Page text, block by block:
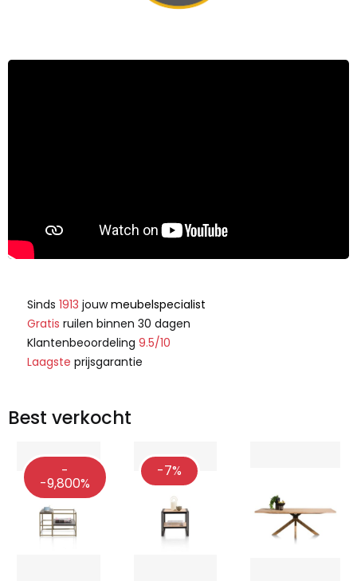
Sinds 1913 jouwmeubelspecialist
Gratis ruilen binnen 30 dagen
Klantenbeoordeling 9.5/10
Laagste prijsgarantie
Best verkocht
-
-9,800%
-7%